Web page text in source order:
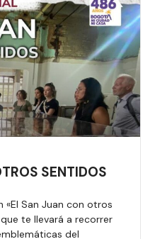
SENTIDOS
San Juan con otros
te llevará a recorrer
del